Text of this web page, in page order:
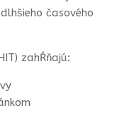
časového
zahŕňajú: